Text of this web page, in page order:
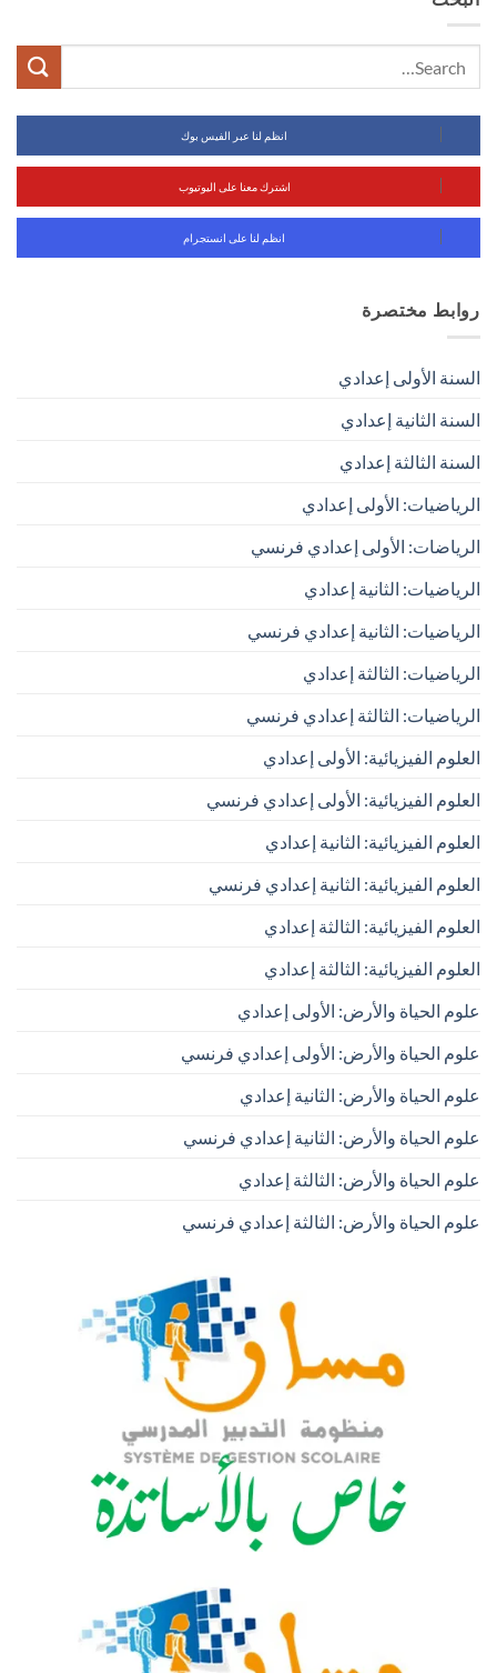
انظم لنا عبر الفيس بوك
اشترك معنا على اليوتيوب
انظم لنا على انستجرام
روابط مختصرة
السنة الأولى إعدادي
السنة الثانية إعدادي
السنة الثالثة إعدادي
الرياضيات: الأولى إعدادي
الرياضات: الأولى إعدادي فرنسي
الرياضيات: الثانية إعدادي
الرياضيات: الثانية إعدادي فرنسي
الرياضيات: الثالثة إعدادي
الرياضيات: الثالثة إعدادي فرنسي
العلوم الفيزيائية: الأولى إعدادي
العلوم الفيزيائية: الأولى إعدادي فرنسي
العلوم الفيزيائية: الثانية إعدادي
العلوم الفيزيائية: الثانية إعدادي فرنسي
العلوم الفيزيائية: الثالثة إعدادي
العلوم الفيزيائية: الثالثة إعدادي
علوم الحياة والأرض: الأولى إعدادي
علوم الحياة والأرض: الأولى إعدادي فرنسي
علوم الحياة والأرض: الثانية إعدادي
علوم الحياة والأرض: الثانية إعدادي فرنسي
علوم الحياة والأرض: الثالثة إعدادي
علوم الحياة والأرض: الثالثة إعدادي فرنسي